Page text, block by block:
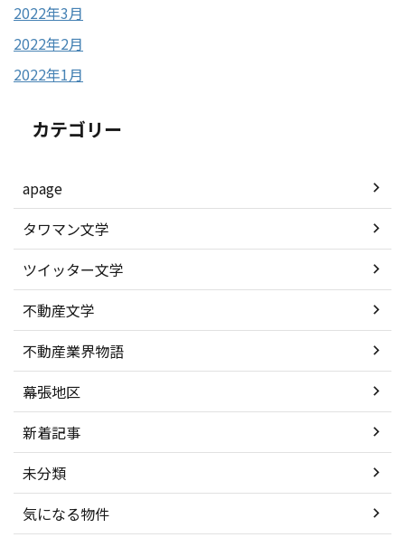
2022年3月
2022年2月
2022年1月
カテゴリー
apage
タワマン文学
ツイッター文学
不動産文学
不動産業界物語
幕張地区
新着記事
未分類
気になる物件